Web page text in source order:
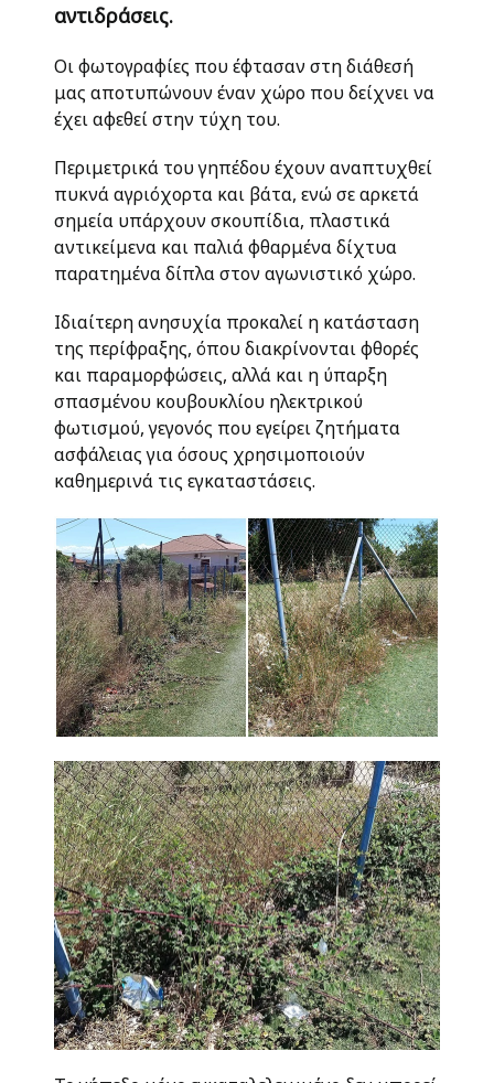
αντιδράσεις.
Οι φωτογραφίες που έφτασαν στη διάθεσή
μας αποτυπώνουν έναν χώρο που δείχνει να
έχει αφεθεί στην τύχη του.
Περιμετρικά του γηπέδου έχουν αναπτυχθεί
πυκνά αγριόχορτα και βάτα, ενώ σε αρκετά
σημεία υπάρχουν σκουπίδια, πλαστικά
αντικείμενα και παλιά φθαρμένα δίχτυα
παρατημένα δίπλα στον αγωνιστικό χώρο.
Ιδιαίτερη ανησυχία προκαλεί η κατάσταση
της περίφραξης, όπου διακρίνονται φθορές
και παραμορφώσεις, αλλά και η ύπαρξη
σπασμένου κουβουκλίου ηλεκτρικού
φωτισμού, γεγονός που εγείρει ζητήματα
ασφάλειας για όσους χρησιμοποιούν
καθημερινά τις εγκαταστάσεις.